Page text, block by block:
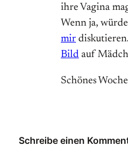
ihre Vagina
Wenn ja,
mir
Bild auf
Schönes
Schreibe einen